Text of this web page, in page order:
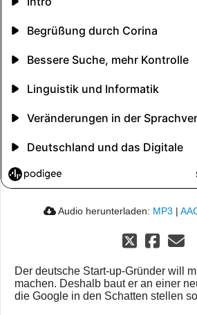
Audio herunterladen: MP3 |
Der deutsche Start-up-Gründer will
machen. Deshalb baut er an einer
die Google in den Schatten stellen